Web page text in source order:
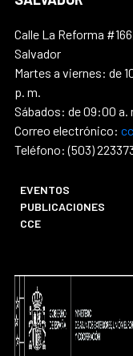
Calle La Reforma
Salvador
Martes a viernes: de
p. m.
Sábados: de 09:00 a.
Correo electrónico:
Teléfono: (503)
EVENTOS
PUBLICACIONES
CCE